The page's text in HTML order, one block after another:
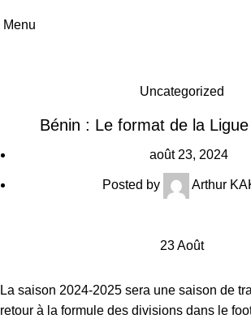
Menu
Uncategorized
Bénin : Le format de la
août 23, 2024
Posted by Arthur
23Août
La saison 2024-2025 sera une saison de
retour à la formule des divisions dans le